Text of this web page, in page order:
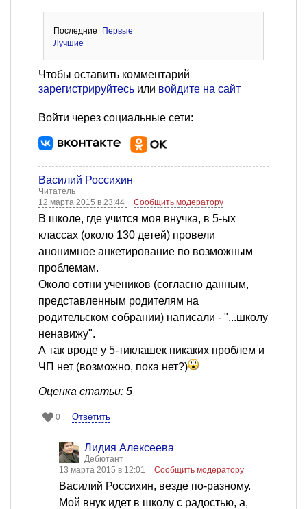
Последние
Первые
Лучшие
Чтобы оставить комментарий
зарегистрируйтесь или войдите на сайт
Войти через социальные сети:
Василий Россихин
Читатель
12 марта 2015 в 23:44
Сообщить модератору
В школе, где учится моя внучка, в 5-ых
классах (около 130 детей) провели
анонимное анкетирование по возможным
проблемам.
Около сотни учеников (согласно данным,
представленным родителям на
родительском собрании) написали - "...школу
ненавижу".
А так вроде у 5-тиклашек никаких проблем и
ЧП нет (возможно, пока нет?)
Оценка статьи: 5
0 Ответить
Лидия Алексеева
Дебютант
13 марта 2015 в 12:01
Сообщить модератору
Василий Россихин, везде по-разному.
Мой внук идет в школу с радостью, а,